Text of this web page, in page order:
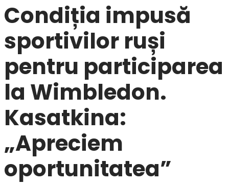
Condiția impusă
sportivilor ruși
pentru participarea
la Wimbledon.
Kasatkina:
„Apreciem
oportunitatea”